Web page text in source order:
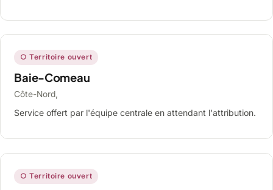
○ Territoire ouvert
Baie-Comeau
Côte-Nord,
Service offert par l'équipe centrale en attendant l'attribution.
○ Territoire ouvert